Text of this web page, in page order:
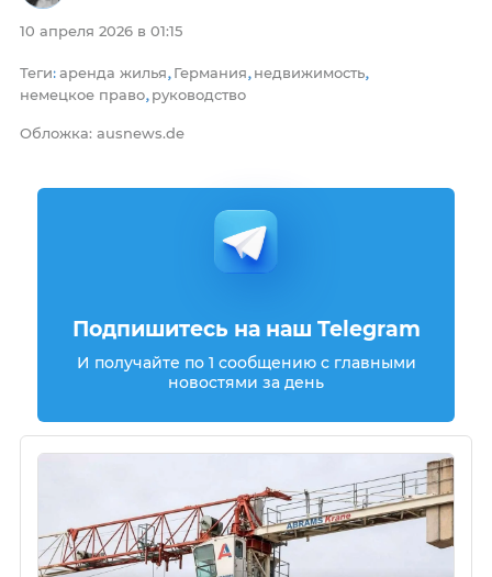
10 апреля 2026 в 01:15
Теги: аренда жилья, Германия, недвижимость,
немецкое право, руководство
Обложка: ausnews.de
Подпишитесь на наш Telegram
И получайте по 1 сообщению с главными
новостями за день